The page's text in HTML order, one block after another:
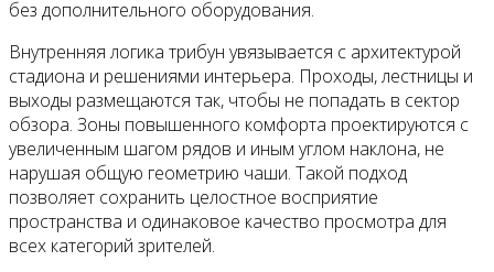
без дополнительного оборудования.
Внутренняя логика трибун увязывается с архитектурой
стадиона и решениями интерьера. Проходы, лестницы и
выходы размещаются так, чтобы не попадать в сектор
обзора. Зоны повышенного комфорта проектируются с
увеличенным шагом рядов и иным углом наклона, не
нарушая общую геометрию чаши. Такой подход
позволяет сохранить целостное восприятие
пространства и одинаковое качество просмотра для
всех категорий зрителей.